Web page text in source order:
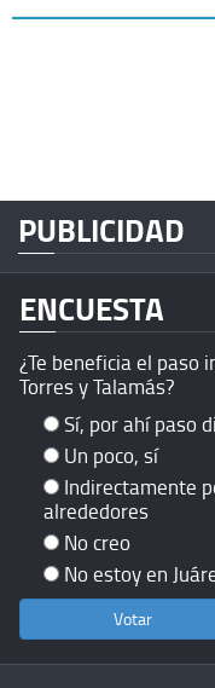
PUBLICIDAD
ENCUESTA
¿Te beneficia el paso
Torres y Talamás?
Sí, por ahí paso
Un poco, sí
Indirectamente
alrededores
No creo
No estoy en